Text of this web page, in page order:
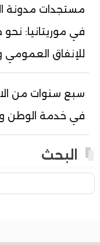
أحمد ولد نافع
أحمد ولد يحيى
أحمدا كلي
أحمدسالم ولد العربي
أحمدنا ولد سيد أب
أحمدو ولد أبوه
أحمدو ولد أحمدو
أحمدو ولد أدي ولد
أحمدو ولد اخطيره
مستجدات مدونة
في موريتانيا:
للإنفاق العمومي
سبع سنوات من
في خدمة الوطن
البحث
بحث